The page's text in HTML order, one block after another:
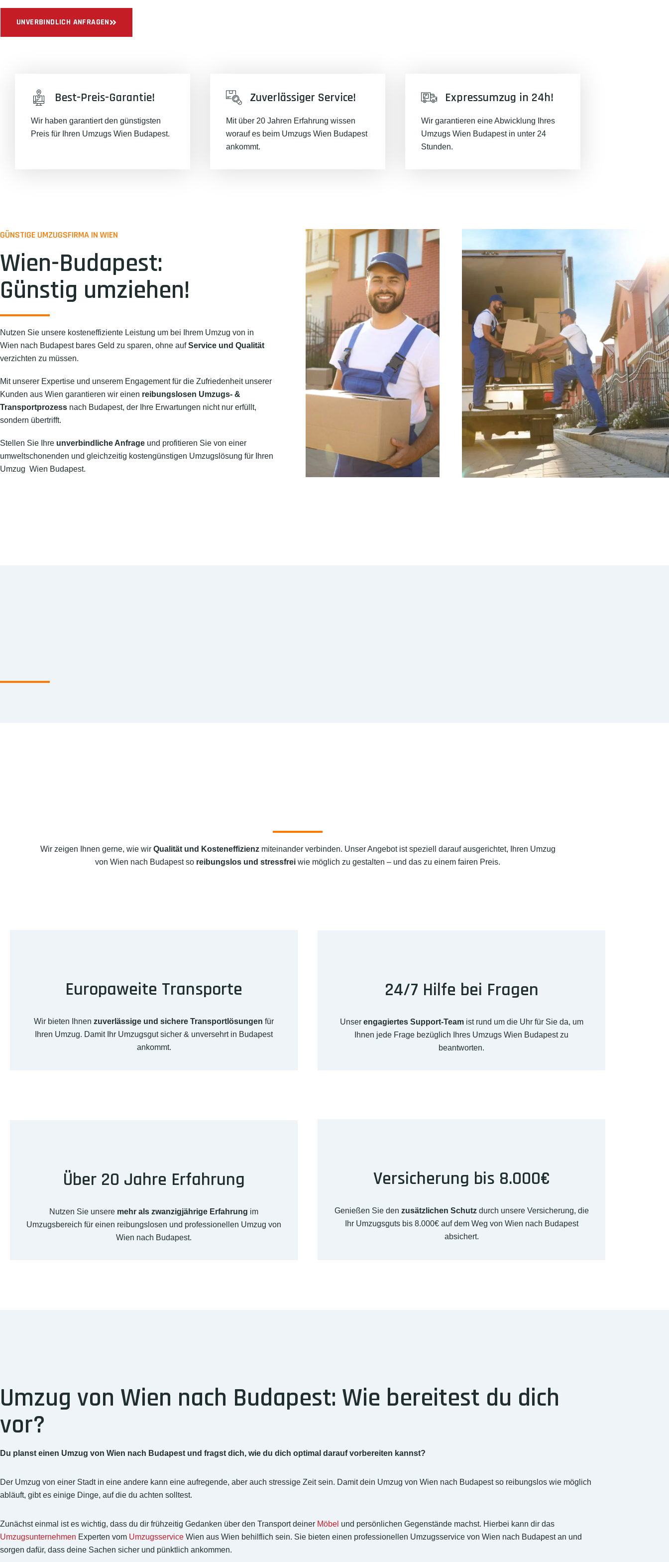
UNVERBINDLICH ANFRAGEN
Best-Preis-Garantie!
Wir haben garantiert den günstigsten
Preis für Ihren Umzugs Wien Budapest.
Zuverlässiger Service!
Mit über 20 Jahren Erfahrung wissen
worauf es beim Umzugs Wien Budapest
ankommt.
Expressumzug in 24h!
Wir garantieren eine Abwicklung Ihres
Umzugs Wien Budapest in unter 24
Stunden.
GÜNSTIGE UMZUGSFIRMA IN WIEN
Wien-Budapest:
Günstig umziehen!
Nutzen Sie unsere kosteneffiziente Leistung um bei Ihrem Umzug von in
Wien nach Budapest bares Geld zu sparen, ohne aufService und Qualität
verzichten zu müssen.
Mit unserer Expertise und unserem Engagement für die Zufriedenheit unserer
Kunden aus Wien garantieren wir einen reibungslosen Umzugs- &
Transportprozess nach Budapest, der Ihre Erwartungen nicht nur erfüllt,
sondern übertrifft.
Stellen Sie Ihre unverbindliche Anfrage und profitieren Sie von einer
umweltschonenden und gleichzeitig kostengünstigen Umzugslösung für Ihren
Umzug Wien Budapest.
Wir zeigen Ihnen gerne, wie wir Qualität und Kosteneffizienzmiteinander verbinden. Unser Angebot ist speziell darauf ausgerichtet, Ihren Umzug
von Wien nach Budapest so reibungslos und stressfrei wie möglich zu gestalten – und das zu einem fairen Preis.
Europaweite Transporte
Wir bieten Ihnen zuverlässige und sichere Transportlösungen für
Ihren Umzug. Damit Ihr Umzugsgut sicher & unversehrt in Budapest
ankommt.
24/7 Hilfe bei Fragen
Unser engagiertes Support-Teamist rund um die Uhr für Sie da, um
Ihnen jede Frage bezüglich Ihres Umzugs Wien Budapest zu
beantworten.
Über 20 Jahre Erfahrung
Nutzen Sie unsere mehr als zwanzigjährige Erfahrung im
Umzugsbereich für einen reibungslosen und professionellen Umzug von
Wien nach Budapest.
Versicherung bis 8.000€
Genießen Sie den zusätzlichen Schutzdurch unsere Versicherung, die
Ihr Umzugsguts bis 8.000€ auf dem Weg von Wien nach Budapest
absichert.
Umzug von Wien nach Budapest: Wie bereitest du dich
vor?
Du planst einen Umzug von Wien nach Budapest und fragst dich, wie du dich optimal darauf vorbereiten kannst?
Der Umzug von einer Stadt in eine andere kann eine aufregende, aber auch stressige Zeit sein. Damit dein Umzug von Wien nach Budapest so reibungslos wie möglich
abläuft, gibt es einige Dinge, auf die du achten solltest.
Zunächst einmal ist es wichtig, dass du dir frühzeitig Gedanken über den Transport deiner Möbel und persönlichen Gegenstände machst. Hierbei kann dir das
Umzugsunternehmen Experten vom Umzugsservice Wien aus Wien behilflich sein. Sie bieten einen professionellen Umzugsservice von Wien nach Budapest an und
sorgen dafür, dass deine Sachen sicher und pünktlich ankommen.